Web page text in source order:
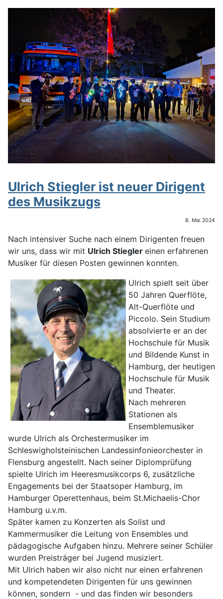
Ulrich Stiegler ist neuer Dirigent
des Musikzugs
8. Mai 2024
Nach intensiver Suche nach einem Dirigenten freuen
wir uns, dass wir mit Ulrich Stiegler einen erfahrenen
Musiker für diesen Posten gewinnen konnten.
Ulrich spielt seit über
50 Jahren Querflöte,
Alt-Querflöte und
Piccolo. Sein Studium
absolvierte er an der
Hochschule für Musik
und Bildende Kunst in
Hamburg, der heutigen
Hochschule für Musik
und Theater.
Nach mehreren
Stationen als
Ensemblemusiker
wurde Ulrich als Orchestermusiker im
Schleswigholsteinischen Landessinfonieorchester in
Flensburg angestellt. Nach seiner Diplomprüfung
spielte Ulrich im Heeresmusikcorps 6, zusätzliche
Engagements bei der Staatsoper Hamburg, im
Hamburger Operettenhaus, beim St.Michaelis-Chor
Hamburg u.v.m.
Später kamen zu Konzerten als Solist und
Kammermusiker die Leitung von Ensembles und
pädagogische Aufgaben hinzu. Mehrere seiner Schüler
wurden Preisträger bei Jugend musiziert.
Mit Ulrich haben wir also nicht nur einen erfahrenen
und kompetendeten Dirigenten für uns gewinnen
können, sondern - und das finden wir besonders